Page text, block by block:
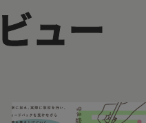
ュー